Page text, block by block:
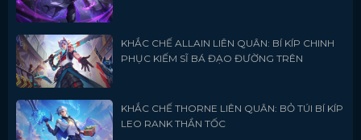
KHẮC CHẾ ALLAIN LIÊN QUÂN: BÍ KÍP CHINH
PHỤC KIẾM SĨ BÁ ĐẠO ĐƯỜNG TRÊN
KHẮC CHẾ THORNE LIÊN QUÂN: BỎ TÚI BÍ KÍP
LEO RANK THẦN TỐC